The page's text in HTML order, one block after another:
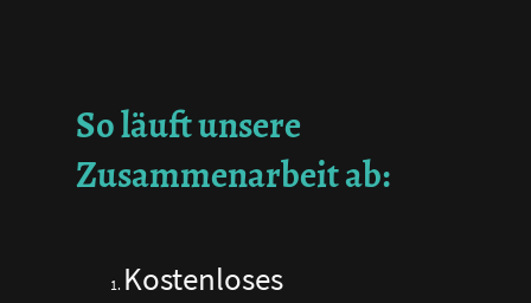
So läuft unsere
Zusammenarbeit ab:
Kostenloses